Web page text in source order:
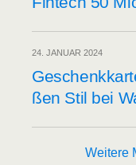
24. JANUAR 2024
ßen Stil bei
Weitere